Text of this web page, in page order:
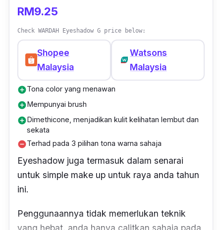
RM9.25
Check WARDAH Eyeshadow G price below:
Shopee
Malaysia
Watsons
Malaysia
add_circleTona color yang menawan
add_circleMempunyai brush
add_circleDimethicone, menjadikan kulit kelihatan lembut dan
sekata
remove_circleTerhad pada 3 pilihan tona warna sahaja
Eyeshadow juga termasuk dalam senarai
untuk simple make up untuk raya anda tahun
ini.
Penggunaannya tidak memerlukan teknik
yang hebat, anda hanya calitkan sahaja pada